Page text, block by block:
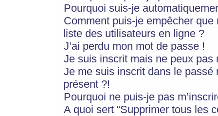
Pourquoi suis-je
Comment puis-je empêcher
liste des utilisateurs en ligne ?
J’ai perdu mon mot de passe !
Je suis inscrit mais ne peux pas
Je me suis inscrit dans le
présent ?!
Pourquoi ne puis-je pas
A quoi sert “Supprimer tous les